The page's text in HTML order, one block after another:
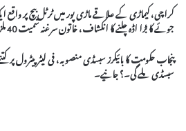
کراچی، کیماڑی کے علاقے ماڑی پور میں ٹرٹل بیچ پر
جوئے کا بڑا اڈہ چلنے کا انکشاف، خاتون سرغنہ سمیت 40 ملزمان گرفتار
پنجاب حکومت کا بائیکرز سبسڈی منصوبہ، فی لیٹر پیٹرول پر
سبسڈی ملے گی۔؟ جانیے۔